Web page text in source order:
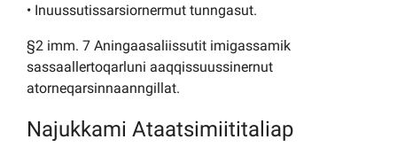
• Inuussutissarsiornermut tunngasut.
§2 imm. 7 Aningaasaliissutit imigassamik
sassaallertoqarluni aaqqissuussinernut
atorneqarsinnaanngillat.
Najukkami Ataatsimiititaliap